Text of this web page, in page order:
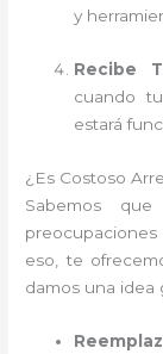
y
Recibe
cuando
estará
¿Es Costoso
Sabemos
eso, te
damos una idea